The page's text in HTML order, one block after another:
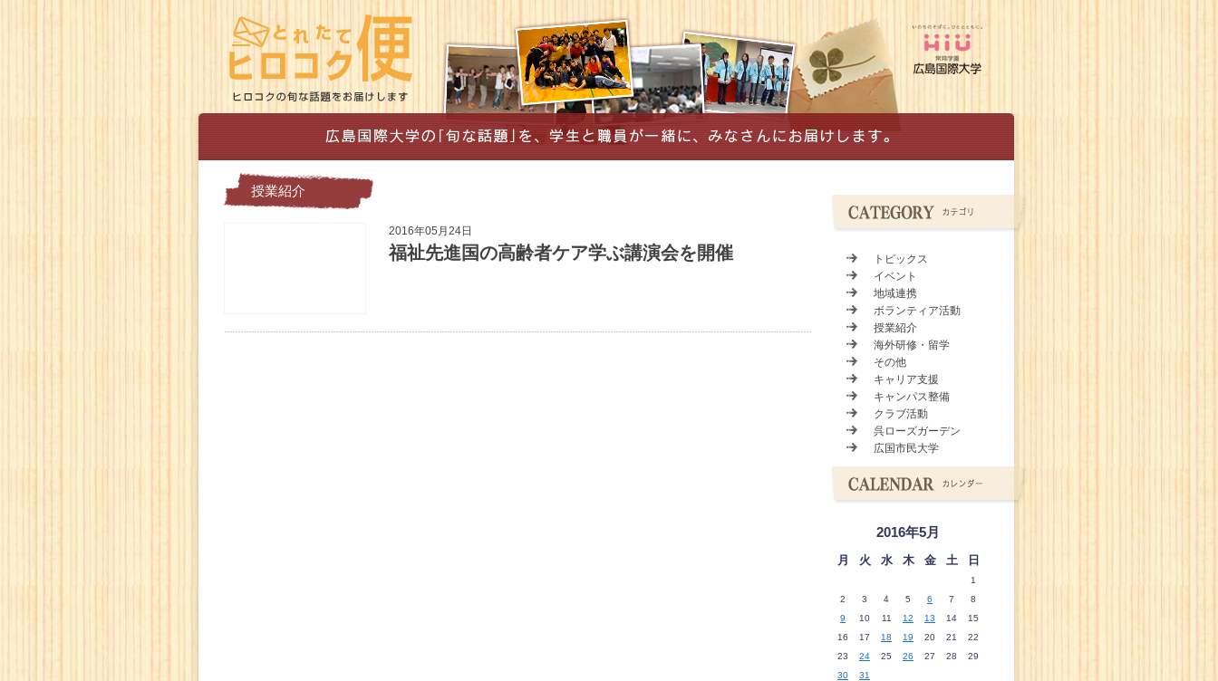
授業紹介
2016年05月24日
福祉先進国の高齢者ケア学ぶ講演会を開催
トピックス
イベント
地域連携
ボランティア活動
授業紹介
海外研修・留学
その他
キャリア支援
キャンパス整備
クラブ活動
呉ローズガーデン
広国市民大学
2016年5月
月 火 水 木 金 土 日
1
2
3 4 5 6 7
8
9
10 11 12 13 14
15
16
17 18 19 20 21
22
23
24 25 26 27 28
29
30
31